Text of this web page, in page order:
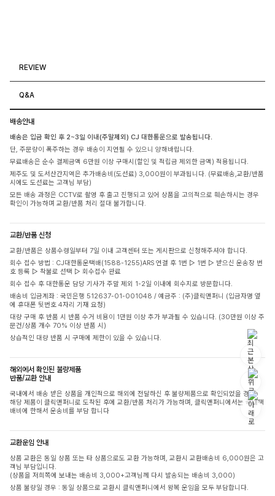
REVIEW
Q&A
배송안내
배송은 입금 확인 후 2~3일 이내(주말제외) CJ 대한통운으로 발송됩니다.
단, 주문량이 폭주하는 경우 배송이 지연될 수 있으니 양해바랍니다.
무료배송은 순수 결제금액 6만원 이상 구매시(할인 및 적립금 제외한 금액) 적용됩니다.
제주도 및 도서산간지역은 추가배송비(도선료) 3,000원이 부과됩니다. (무료배송,교환/반품
시에도 도선료는 고객님 부담)
모든 배송 과정은 CCTV로 촬영 후 출고 진행되고 있어 상품을 고의적으로 훼손하시는 경우
확인이 가능하며 교환/반품 처리 절대 불가합니다.
교환/반품 신청
교환/반품은 상품수령일부터 7일 이내 고객센터 또는 게시판으로 신청해주셔야 합니다.
회수 접수 방법 : CJ대한통운택배(1588-1255)ARS 연결 후 1번 ▷ 1번 ▷ 받으신 운송장 번
호 등록 ▷ 착불로 선택 ▷ 회수접수 완료
회수 접수 후 대한통운 담당 기사가 주말 제외 1-2일 이내에 회수지로 방문합니다.
배송비 입금계좌 : 국민은행 512637-01-001048 / 예금주 : (주)클릭앤퍼니 (입금자명 옆
에 휴대폰 뒷번호 4자리 기재 요청)
대량 구매 후 반품 시 반품 수거 비용이 1만원 이상 추가 부과될 수 있습니다. (30만원 이상 주
문건/상품 개수 70% 이상 반품 시)
상습적인 대량 반품 시 구매에 제한이 있을 수 있습니다.
해외에서 확인된 불량제품
반품/교환 안내
국내에서 배송 받은 상품을 개인적으로 해외에 전달하신 후 불량제품으로 확인되었을 경우,
해당 제품이 클릭앤퍼니로 도착된 후에 교환/반품 처리가 가능하며, 클릭앤퍼니에서는 국내택
배비에 한해서 운송비를 부담 합니다
교환운임 안내
상품 교환은 동일 상품 또는 타 상품으로도 교환 가능하며, 교환시 교환배송비 6,000원은 고
객님 부담입니다.
(상품을 저희쪽에 보내는 배송비 3,000+고객님께 다시 발송되는 배송비 3,000)
상품 불량일 경우 : 동일 상품으로 교환시 클릭앤퍼니에서 왕복 운임을 모두 부담합니다.